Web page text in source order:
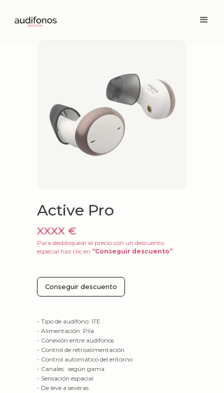
Active Pro
XXXX €
Para desbloquear el precio con un descuento
especial haz clic en “Conseguir descuento”
Conseguir descuento
- Tipo de audífono: ITE
- Alimentación: Pila
- Conexión entre audífonos
- Control de retroalimentación
- Control automático del entorno
- Canales: según gama
- Sensación espacial
- De leve a severas